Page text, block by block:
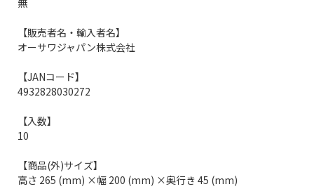
【販売者名・輸入者名】
オーサワジャパン株式会社
【JANコード】
4932828030272
【入数】
10
【商品(外)サイズ】
高さ 265 (mm) ×幅 200 (mm) ×奥行き 45 (mm)